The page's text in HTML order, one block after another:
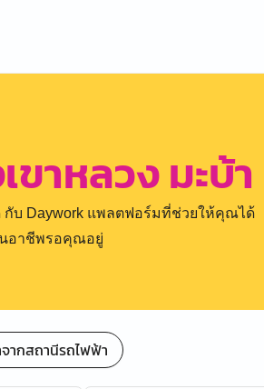
ขาหลวง มะบ้า
บ Daywork แพลตฟอร์มที่ช่วยให้คุณได้
นอาชีพรอคุณอยู่
ากสถานีรถไฟฟ้า